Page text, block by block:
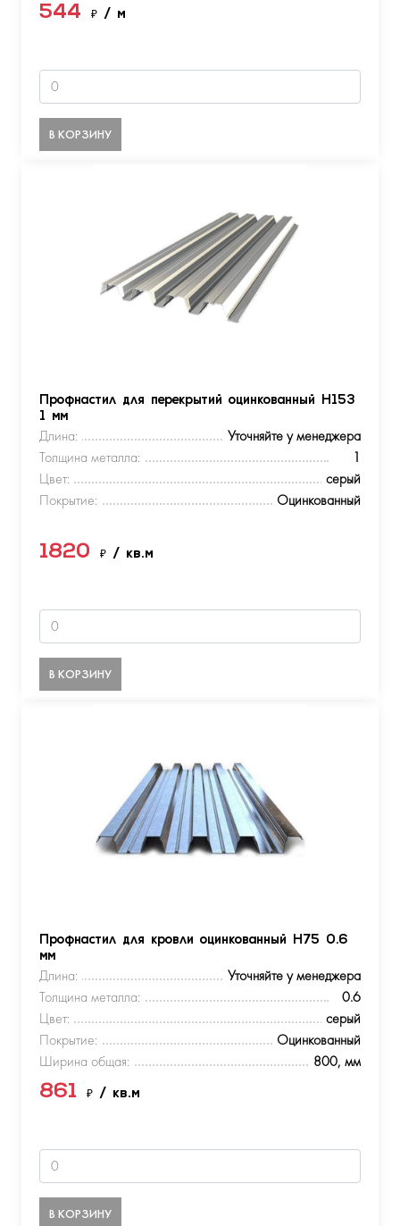
544 ₽ / м
В КОРЗИНУ
Профнастил для перекрытий оцинкованный Н153
1 мм
Длина:
Уточняйте у менеджера
Толщина металла:
1
Цвет:
серый
Покрытие:
Оцинкованный
1820 ₽ / кв.м
В КОРЗИНУ
Профнастил для кровли оцинкованный Н75 0.6
мм
Длина:
Уточняйте у менеджера
Толщина металла:
0.6
Цвет:
серый
Покрытие:
Оцинкованный
Ширина общая:
800, мм
861 ₽ / кв.м
В КОРЗИНУ